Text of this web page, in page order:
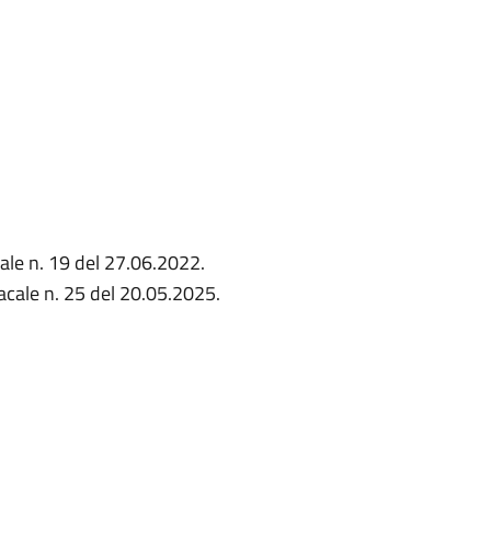
n. 19 del 27.06.2022.
n. 25 del 20.05.2025.